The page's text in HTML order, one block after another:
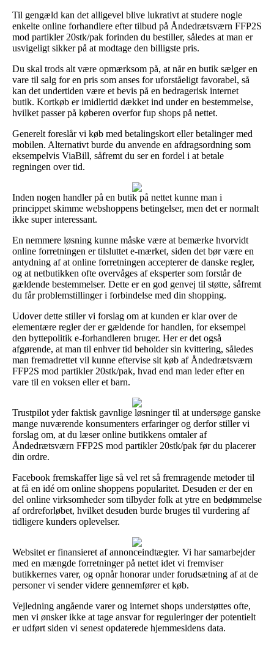
Til gengæld kan det alligevel blive lukrativt at studere nogle
enkelte online forhandlere efter tilbud på Åndedrætsværn FFP2S
mod partikler 20stk/pak forinden du bestiller, således at man er
usvigeligt sikker på at modtage den billigste pris.
Du skal trods alt være opmærksom på, at når en butik sælger en
vare til salg for en pris som anses for uforståeligt favorabel, så
kan det undertiden være et bevis på en bedragerisk internet
butik. Kortkøb er imidlertid dækket ind under en bestemmelse,
hvilket passer på køberen overfor fup shops på nettet.
Generelt foreslår vi køb med betalingskort eller betalinger med
mobilen. Alternativt burde du anvende en afdragsordning som
eksempelvis ViaBill, såfremt du ser en fordel i at betale
regningen over tid.
Inden nogen handler på en butik på nettet kunne man i
princippet skimme webshoppens betingelser, men det er normalt
ikke super interessant.
En nemmere løsning kunne måske være at bemærke hvorvidt
online forretningen er tilsluttet e-mærket, siden det bør være en
antydning af at online forretningen accepterer de danske regler,
og at netbutikken ofte overvåges af eksperter som forstår de
gældende bestemmelser. Dette er en god genvej til støtte, såfremt
du får problemstillinger i forbindelse med din shopping.
Udover dette stiller vi forslag om at kunden er klar over de
elementære regler der er gældende for handlen, for eksempel
den byttepolitik e-forhandleren bruger. Her er det også
afgørende, at man til enhver tid beholder sin kvittering, således
man fremadrettet vil kunne eftervise sit køb af Åndedrætsværn
FFP2S mod partikler 20stk/pak, hvad end man leder efter en
vare til en voksen eller et barn.
Trustpilot yder faktisk gavnlige løsninger til at undersøge ganske
mange nuværende konsumenters erfaringer og derfor stiller vi
forslag om, at du læser online butikkens omtaler af
Åndedrætsværn FFP2S mod partikler 20stk/pak før du placerer
din ordre.
Facebook fremskaffer lige så vel ret så fremragende metoder til
at få en idé om online shoppens popularitet. Desuden er der en
del online virksomheder som tilbyder folk at ytre en bedømmelse
af ordreforløbet, hvilket desuden burde bruges til vurdering af
tidligere kunders oplevelser.
Websitet er finansieret af annonceindtægter. Vi har samarbejder
med en mængde forretninger på nettet idet vi fremviser
butikkernes varer, og opnår honorar under forudsætning af at de
personer vi sender videre gennemfører et køb.
Vejledning angående varer og internet shops understøttes ofte,
men vi ønsker ikke at tage ansvar for reguleringer der potentielt
er udført siden vi senest opdaterede hjemmesidens data.